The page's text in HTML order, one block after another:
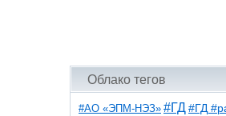
Облако тегов
#АО «ЭПМ-НЭЗ» #ГД #ГД